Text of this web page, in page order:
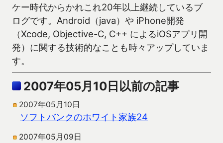
ケー時代からかれこれ20年以上継続しているブ
ログです。Android（java）や iPhone開発
（Xcode, Objective-C, C++ によるiOSアプリ開
発）に関する技術的なことも時々アップしていま
す。
2007年05月10日以前の記事
2007年05月10日
ソフトバンクのホワイト家族24
2007年05月09日